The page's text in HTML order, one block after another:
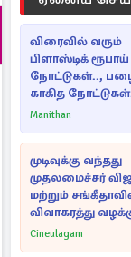
விரைவில் வரும்
பிளாஸ்டிக் ரூபாய்
நோட்டுகள்..,
காகித நோட்டுகள்
செல்லுமா?
Manithan
முடிவுக்கு வந்தது
முதலமைச்சர்
மற்றும்
விவாகரத்து
Cineulagam